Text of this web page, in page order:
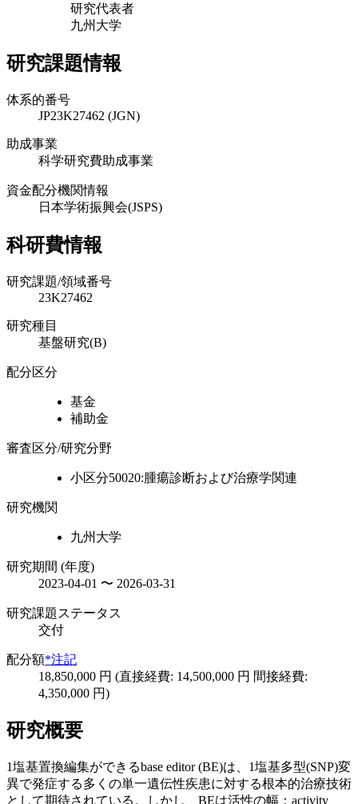
研究代表者
九州大学
研究課題情報
体系的番号
JP23K27462 (JGN)
助成事業
科学研究費助成事業
資金配分機関情報
日本学術振興会(JSPS)
科研費情報
研究課題/領域番号
23K27462
研究種目
基盤研究(B)
配分区分
基金
補助金
審査区分/研究分野
小区分50020:腫瘍診断および治療学関連
研究機関
九州大学
研究期間 (年度)
2023-04-01 〜 2026-03-31
研究課題ステータス
交付
配分額*注記
18,850,000 円 (直接経費: 14,500,000 円 間接経費:
4,350,000 円)
研究概要
1塩基置換編集ができるbase editor (BE)は、1塩基多型(SNP)変
異で発症する多くの単一遺伝性疾患に対する根本的治療技術
として期待されている。しかし、BEは活性の幅：activity